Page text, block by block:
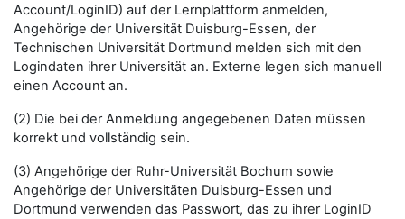
Account/LoginID) auf der Lernplattform anmelden,
Angehörige der Universität Duisburg-Essen, der
Technischen Universität Dortmund melden sich mit den
Logindaten ihrer Universität an. Externe legen sich manuell
einen Account an.
(2) Die bei der Anmeldung angegebenen Daten müssen
korrekt und vollständig sein.
(3) Angehörige der Ruhr-Universität Bochum sowie
Angehörige der Universitäten Duisburg-Essen und
Dortmund verwenden das Passwort, das zu ihrer LoginID